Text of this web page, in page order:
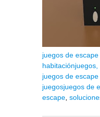
juegos de escape
habitaciónjuegos,
juegos de escape
juegosjuegos de
escape,